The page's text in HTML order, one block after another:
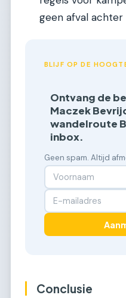
geen afval achter
BLIJF OP DE
Ontvang de
Maczek
wandelroute
inbox.
Geen spam. Altijd
Conclusie